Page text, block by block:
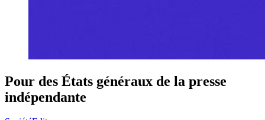
Pour des États généraux de la presse
indépendante